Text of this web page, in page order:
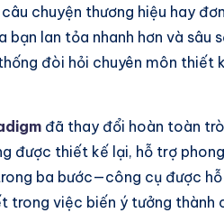
chuyện thương hiệu hay
bạn lan tỏa nhanh hơn và sâu
đòi hỏi chuyên môn thiết
đã thay đổi hoàn toàn
được thiết kế lại, hỗ trợ
ba bước—công cụ được
trong việc biến ý tưởng thành